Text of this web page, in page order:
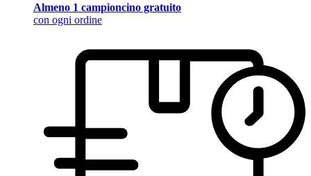
Almeno 1 campioncino gratuito
con ogni ordine